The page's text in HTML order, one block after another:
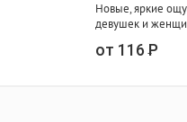
Новые, яркие
девушек и
от 116Р